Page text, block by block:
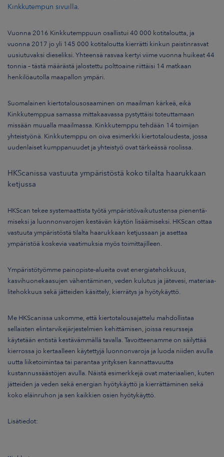
Kinkkutempun sivuilla
Vuonna 2016 Kinkkutemppuun osallistui 40 000 kotitaloutta, ja
vuonna 2017 jo yli 145 000 kotitaloutta kierrätti kinkun paistinrasvat
uusiutuvaksi dieseliksi. Yhteensä rasvaa kertyi viime vuonna huikeat 44
tonnia – tästä määrästä jalostettu polttoaine riittäisi 14 matkaan
henkilöautolla maapallon ympäri.
Suomalainen kiertotalousosaaminen on maailman kärkeä, eikä
Kinkkutemppua samassa mittakaavassa pystyttäisi toteuttamaan
missään muualla maailmassa. Kinkkutemppu tehdään 14 toimijan
yhteistyönä. Kinkkutemppu on oiva esimerkki kiertotaloudesta, jossa
uudenlaiset kumppanuudet ja yhteistyö ovat tärkeässä roolissa.
HKScanissa vastuuta ympäristöstä koko tilalta haarukkaan
ketjussa
HKScan tekee systemaattista työtä ympäristövaikutustensa pienentä­
miseksi ja luonnonvarojen kestävän käytön lisäämiseksi. HKScan ottaa
vastuuta ympäristöstä tilalta haarukkaan ketjussaan ja asettaa
ympäristöä koskevia vaatimuksia myös toimit­tajilleen.
Ympäristötyömme painopiste-alueita ovat energiatehokkuus,
kasvihuonekaasujen vähentäminen, veden kulutus ja jätevesi, materiaa­
litehokkuus sekä jätteiden käsittely, kierrätys ja hyötykäyttö.
Me HKScanissa uskomme, että kiertotalousajattelu mahdollistaa
sellaisten elintarvikejärjestelmien kehittämisen, joissa resursseja
käytetään entistä kestävämmällä tavalla. Tavoitteenamme on säilyttää
kierrossa jo kertaalleen käytettyjä luonnonvaroja ja luoda niiden avulla
uutta liiketoimintaa tai parantaa yrityksen kannattavuutta
kustannussäästöjen avulla. Näistä esimerkkejä ovat materiaalien, kuten
jätteiden ja veden sekä energian hyötykäyttö ja kierrättäminen sekä
koko eläinruhon ja sen kaikkien osien hyötykäyttö.
Lisätiedot: